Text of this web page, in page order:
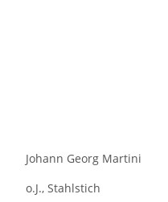
Johann Georg Martini
o.J., Stahlstich